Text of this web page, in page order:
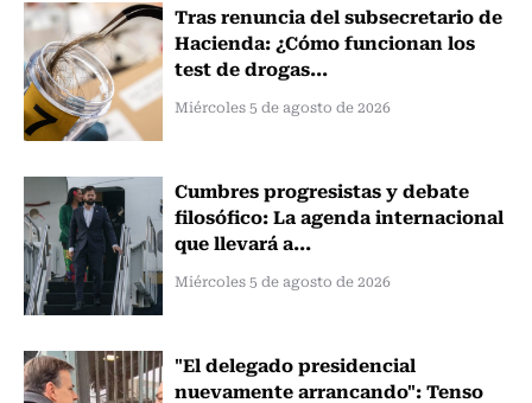
Tras renuncia del subsecretario de
Hacienda: ¿Cómo funcionan los
test de drogas...
Miércoles 5 de agosto de 2026
Cumbres progresistas y debate
filosófico: La agenda internacional
que llevará a...
Miércoles 5 de agosto de 2026
"El delegado presidencial
nuevamente arrancando": Tenso